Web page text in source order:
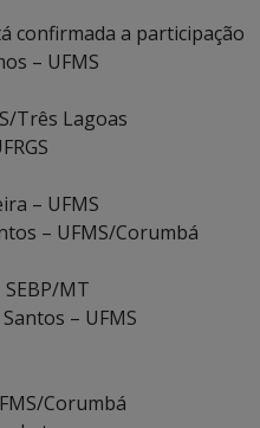
confirmada a participação
– UFMS
Três Lagoas
– UFMS
– UFMS/Corumbá
MT
– UFMS
Corumbá